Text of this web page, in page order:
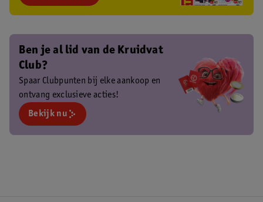
Ben je al lid van de Kruidvat
Club?
Spaar Clubpunten bij elke aankoop en
ontvang exclusieve acties!
Bekijk nu